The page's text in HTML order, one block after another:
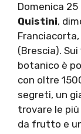
Domenica
Quistini,
(Brescia).
botanico è
con oltre
segreti, un
trovare le
da frutto e